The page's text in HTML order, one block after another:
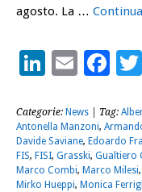
agosto. La …
LinkedIn
Email
Categorie: News | Tag:
Antonella Manzoni,
Davide Saviane, Edoardo
FIS, FISI, Grasski, Gualtiero
Marco Combi, Marco Milesi,
Mirko Hueppi, Monica